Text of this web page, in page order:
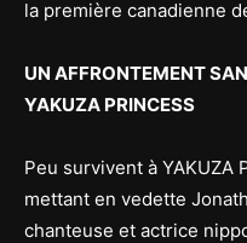
la première canadienne
UN AFFRONTEMENT
YAKUZA PRINCESS
Peu survivent à YAKUZA
mettant en vedette
chanteuse et actrice